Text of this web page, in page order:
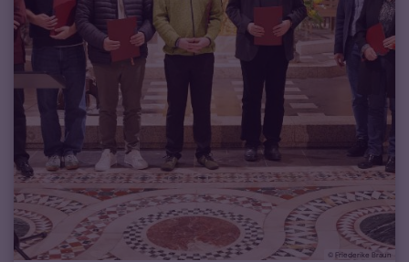
© Friederike Braun